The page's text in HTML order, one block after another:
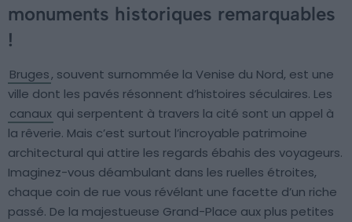
monuments historiques remarquables
!
Bruges, souvent surnommée la Venise du Nord, est une
ville dont les pavés résonnent d’histoires séculaires. Les
canaux qui serpentent à travers la cité sont un appel à
la rêverie. Mais c’est surtout l’incroyable patrimoine
architectural qui attire les regards ébahis des voyageurs.
Imaginez-vous déambulant dans les ruelles étroites,
chaque coin de rue vous révélant une facette d’un riche
passé. De la majestueuse Grand-Place aux plus petites